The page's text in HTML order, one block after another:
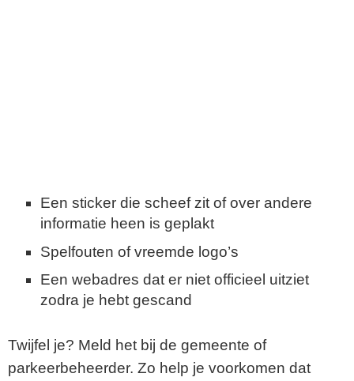
Een sticker die scheef zit of over andere
informatie heen is geplakt
Spelfouten of vreemde logo’s
Een webadres dat er niet officieel uitziet
zodra je hebt gescand
Twijfel je? Meld het bij de gemeente of
parkeerbeheerder. Zo help je voorkomen dat